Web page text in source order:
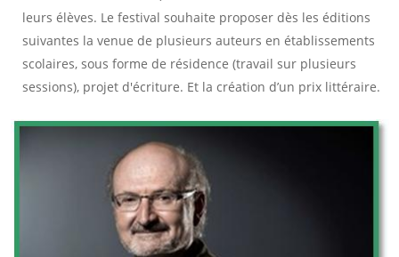
leurs élèves. Le festival souhaite proposer dès les éditions
suivantes la venue de plusieurs auteurs en établissements
scolaires, sous forme de résidence (travail sur plusieurs
sessions), projet d'écriture. Et la création d’un prix littéraire.